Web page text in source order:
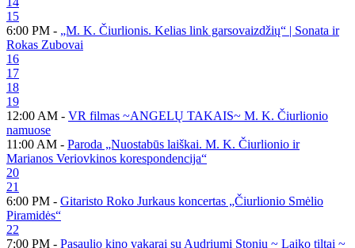
15
6:00 PM - „M. K. Čiurlionis. Kelias link garsovaizdžių“ | Sonata ir
Rokas Zubovai
16
17
18
19
12:00 AM - VR filmas ~ANGELŲ TAKAIS~ M. K. Čiurlionio
namuose
11:00 AM - Paroda „Nuostabūs laiškai. M. K. Čiurlionio ir
Marianos Veriovkinos korespondencija“
20
21
6:00 PM - Gitaristo Roko Jurkaus koncertas „Čiurlionio Smėlio
Piramidės“
22
7:00 PM - Pasaulio kino vakarai su Audriumi Stoniu ~ Laiko tiltai ~